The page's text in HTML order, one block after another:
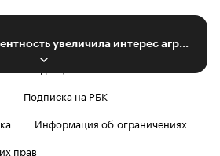
Редакция
Подписка на РБК
Информация об ограничениях
прав